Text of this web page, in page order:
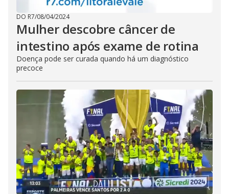
DO R7/08/04/2024
Mulher descobre câncer de
intestino após exame de rotina
Doença pode ser curada quando há um diagnóstico
precoce